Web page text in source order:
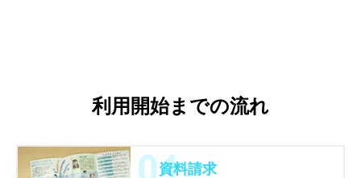
利用開始までの流れ
資料請求